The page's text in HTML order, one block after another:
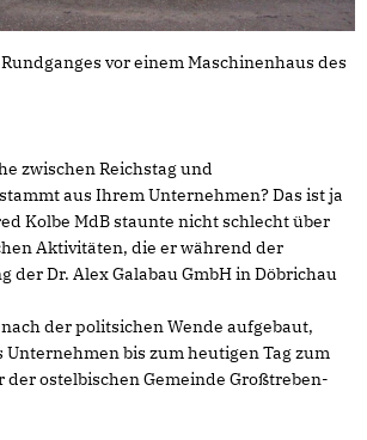
vor einem Maschinenhaus des
zwischen Reichstag und
aus Ihrem Unternehmen? Das ist ja
Kolbe MdB staunte nicht schlecht über
Aktivitäten, die er während der
der Dr. Alex Galabau GmbH in Döbrichau
der politsichen Wende aufgebaut,
Unternehmen bis zum heutigen Tag zum
der ostelbischen Gemeinde Großtreben-